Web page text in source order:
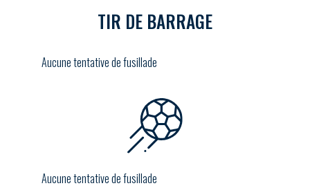
TIR DE BARRAGE
Aucune tentative de fusillade
Aucune tentative de fusillade